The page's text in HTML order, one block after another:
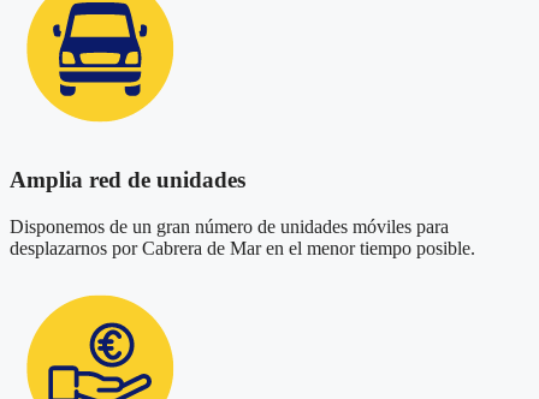
Amplia red de unidades
Disponemos de un gran número de unidades móviles para
desplazarnos por Cabrera de Mar en el menor tiempo posible.